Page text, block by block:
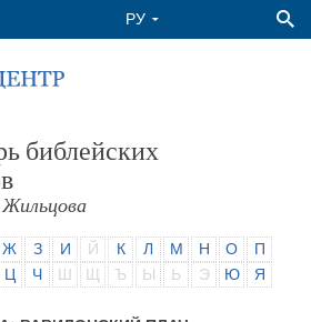
библейских
Ж З И Й К Л М Н О
П
Ц Ч Ш Щ Ъ Ы Ь Э Ю Я